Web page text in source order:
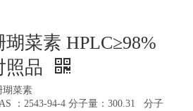
菜素 HPLC≥98%
照品
瑚菜素
：2543-94-4 分子量：300.31 分子